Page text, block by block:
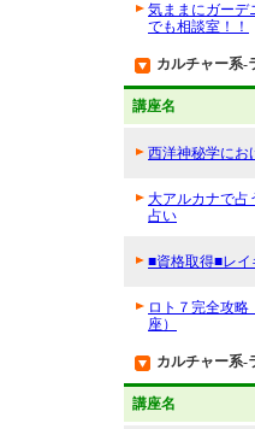
気ままにガーデ
でも相談室！！
カルチャー系-
講座名
西洋神秘学にお
大アルカナで占
占い
■資格取得■レイ
ロト７完全攻
座）
カルチャー系-
講座名